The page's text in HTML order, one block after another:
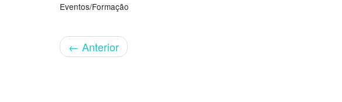
Eventos/Formação
← Anterior